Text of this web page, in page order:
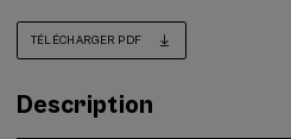
TÉLÉCHARGER PDF
Description